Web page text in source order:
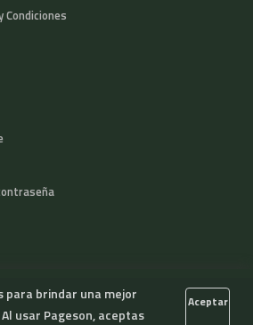
Condiciones
para brindar una mejor
usar Pageson, aceptas
Aceptar